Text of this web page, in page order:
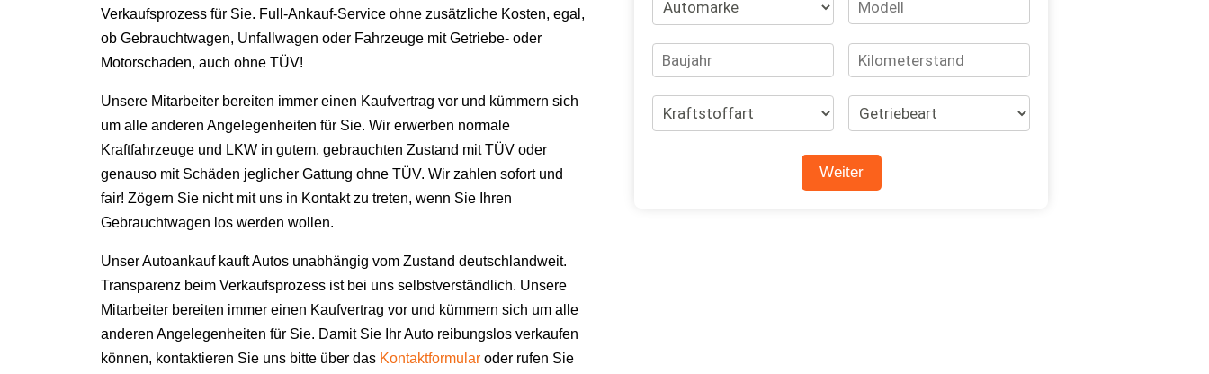
Verkaufsprozess für Sie. Full-Ankauf-Service ohne zusätzliche Kosten, egal,
ob Gebrauchtwagen, Unfallwagen oder Fahrzeuge mit Getriebe- oder
Motorschaden, auch ohne TÜV!
Unsere Mitarbeiter bereiten immer einen Kaufvertrag vor und kümmern sich
um alle anderen Angelegenheiten für Sie. Wir erwerben normale
Kraftfahrzeuge und LKW in gutem, gebrauchten Zustand mit TÜV oder
genauso mit Schäden jeglicher Gattung ohne TÜV. Wir zahlen sofort und
fair! Zögern Sie nicht mit uns in Kontakt zu treten, wenn Sie Ihren
Gebrauchtwagen los werden wollen.
Unser Autoankauf kauft Autos unabhängig vom Zustand deutschlandweit.
Transparenz beim Verkaufsprozess ist bei uns selbstverständlich. Unsere
Mitarbeiter bereiten immer einen Kaufvertrag vor und kümmern sich um alle
anderen Angelegenheiten für Sie. Damit Sie Ihr Auto reibungslos verkaufen
können, kontaktieren Sie uns bitte über das Kontaktformular oder rufen Sie